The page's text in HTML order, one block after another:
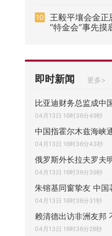
10
王毅平壤会金
“特金会”事先摸
即时新闻 更多>
04月13日 16时36分49秒
04月13日 16时36分43秒
俄罗斯外长拉夫罗夫
04月13日 16时36分39秒
朱镕基同窗挚友 中
04月13日 16时36分31秒
赖清德出访非洲友邦
04月13日 16时36分28秒